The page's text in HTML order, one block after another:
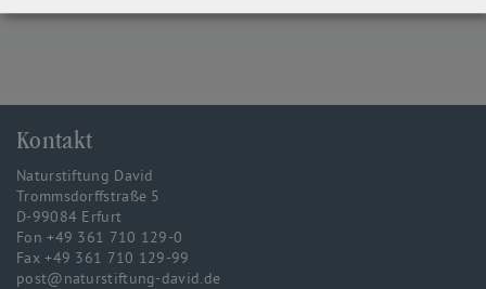
Kontakt
Naturstiftung David
Trommsdorffstraße 5
D-99084 Erfurt
Fon +49 361 710 129-0
Fax +49 361 710 129-99
post@naturstiftung-david.de